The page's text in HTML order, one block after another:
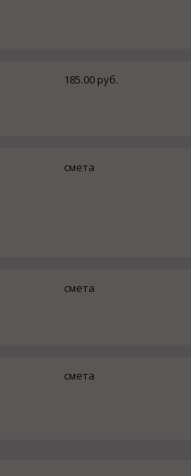
185.00 руб.
смета
смета
смета